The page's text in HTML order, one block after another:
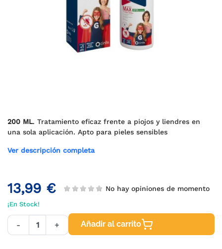
200 ML. Tratamiento eficaz frente a piojos y liendres en
una sola aplicación. Apto para pieles sensibles
Ver descripción completa
13,99 € No hay opiniones de momento
¡En Stock!
- + Añadir al carrito